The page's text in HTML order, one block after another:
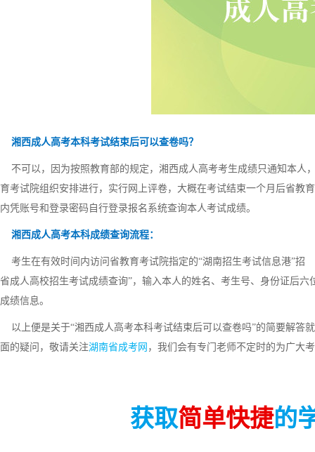
湘西成人高考本科考试结束后可以查卷吗？
不可以，因为按照教育部的规定，湘西成人高考考生成绩只通知本人
育考试院组织安排进行，实行网上评卷，大概在考试结束一个月后省教
内凭账号和登录密码自行登录报名系统查询本人考试成绩。
湘西成人高考本科成绩查询流程：
考生在有效时间内访问省教育考试院指定的“湖南招生考试信息港”招
省成人高校招生考试成绩查询”，输入本人的姓名、考生号、身份证后
成绩信息。
以上便是关于“湘西成人高考本科考试结束后可以查卷吗”的简要解答
面的疑问，敬请关注湖南省成考网 ，我们会有专门老师不定时的为广大
获取简单快捷的